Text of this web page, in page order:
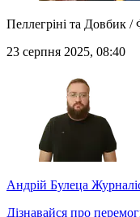
Пеллегріні та Довбик
23 серпня 2025, 08:40
Андрій Булеца
Дізнавайся про